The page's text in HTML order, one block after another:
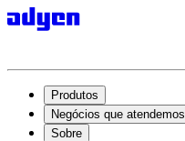
Produtos
Negócios que atendemos
Sobre